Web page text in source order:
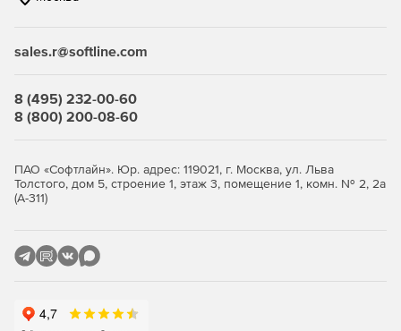
связанные с соблюдением нормативных актов.
Безопасность виртуальной среды и
рабочих столов
Легковесные агенты снижают потребление ресурсов
виртуализации до 30%, обеспечивая оптимизацию
Поддержка широкого спектра платформ
sales.r@softline.com
8 (495) 232-00-60
8 (800) 200-08-60
ПАО «Софтлайн». Юр. адрес: 119021, г. Москва, ул. Льва
Толстого, дом 5, строение 1, этаж 3, помещение 1, комн. № 2, 2а
(А-311)